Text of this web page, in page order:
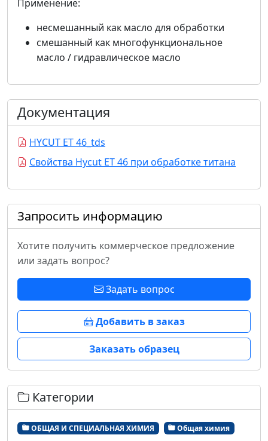
Применение:
несмешанный как масло для обработки
смешанный как многофункциональное
масло / гидравлическое масло
Документация
HYCUT ET 46_tds
Свойства Hycut ET 46 при обработке титана
Запросить информацию
Хотите получить коммерческое предложение
или задать вопрос?
Задать вопрос
Добавить в заказ
Заказать образец
Категории
ОБЩАЯ И СПЕЦИАЛЬНАЯ ХИМИЯ Общая химия